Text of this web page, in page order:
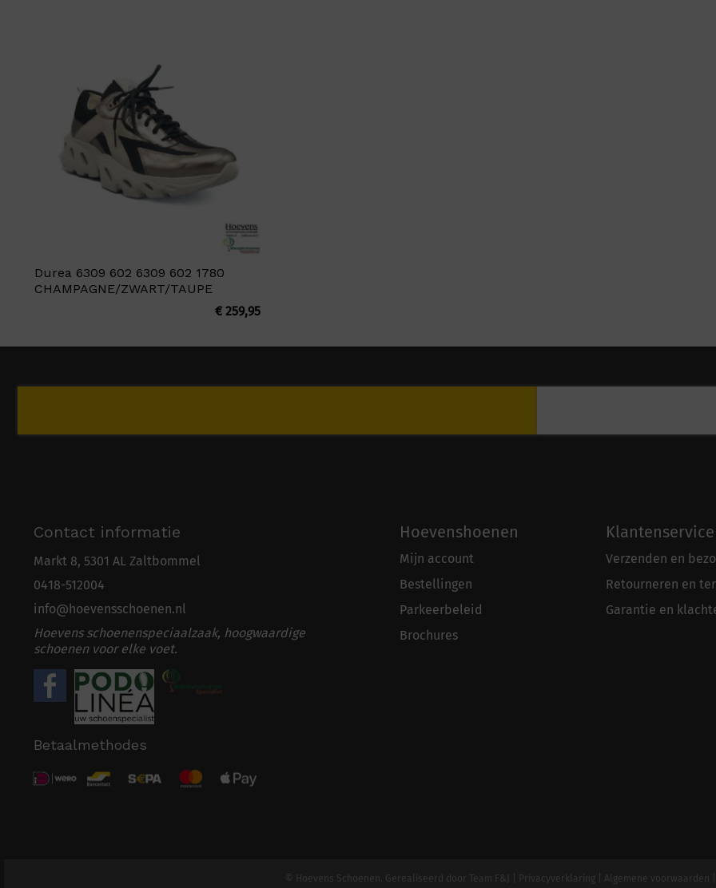
Durea 6309 602 6309 602 1780
CHAMPAGNE/ZWART/TAUPE
€259,95
Contact informatie
Markt 8, 5301 AL Zaltbommel
0418-512004
info@hoevensschoenen.nl
Hoevens schoenenspeciaalzaak, hoogwaardige
schoenen voor elke voet.
Betaalmethodes
Hoevenshoenen
Mijn account
Bestellingen
Parkeerbeleid
Brochures
Klantenservice
Verzenden en
Retourneren en
Garantie en
© Hoevens Schoenen. Gerealiseerd door Team F&J Privacyverklaring Algemene voorwaarden